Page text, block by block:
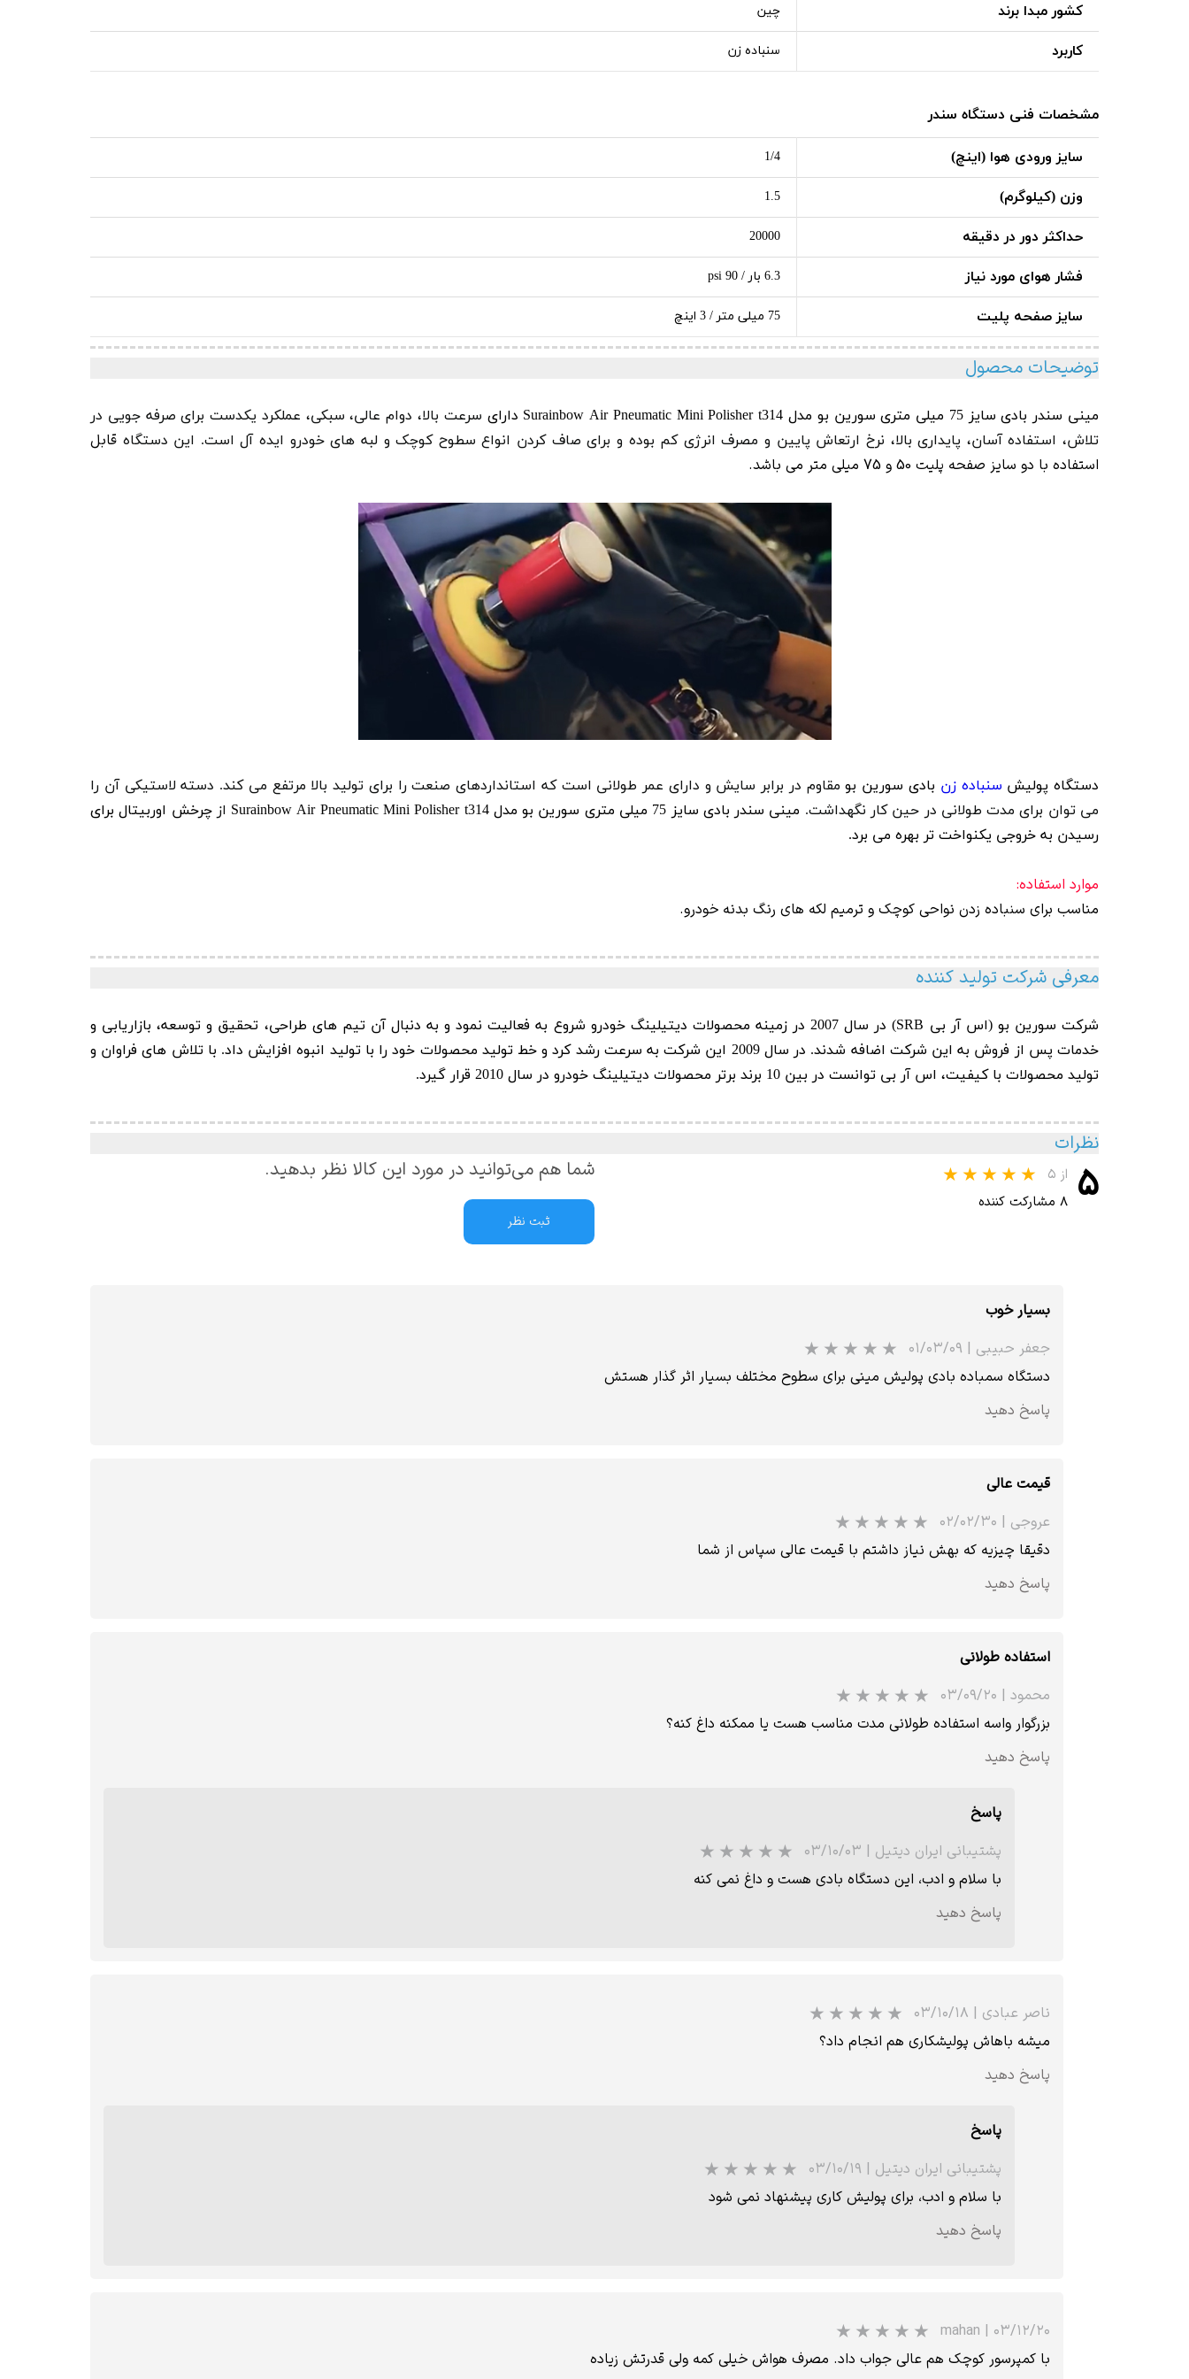
کشور مبدا برند چین
کاربرد سنباده زن
مشخصات فنی دستگاه سندر
سایز ورودی هوا (اینچ) 1/4
وزن (کیلوگرم) 1.5
حداکثر دور در دقیقه 20000
فشار هوای مورد نیاز 6.3 بار / 90 psi
سایز صفحه پلیت 75 میلی متر / 3 اینچ
توضیحات محصول
مینی سندر بادی سایز 75 میلی متری سورین بو مدل Surainbow Air PneumaticMini Polisher t314 دارای
سرعت بالا، دوام عالی، سبکی، عملکرد یکدست برای صرفه جویی در
تلاش، استفاده آسان، پایداری بالا، نرخ ارتعاش پایین و مصرف انرژی کم بوده و برای صاف کردن انواع سطوح کوچک و لبه های خودرو ایده آل است. این دستگاه قابل
استفاده با دو سایز صفحه پلیت 50 و 75 میلی متر می باشد.
دستگاه پولیش سنباده زن بادی سورین بو مقاوم در برابر سایش و دارای عمر طولانی است که استانداردهای صنعت را برای تولید بالا مرتفع می کند. دسته لاستیکی آن را
می توان برای مدت طولانی در حین کار نگهداشت. مینی سندر بادی سایز 75 میلی متری سورین بو مدل Surainbow Air PneumaticMini Polisher t314 ازچرخش اوربیتال برای
رسیدن به خروجی یکنواخت تر بهره می برد.
موارد استفاده:
مناسب برای سنباده زدن نواحی کوچک و ترمیم لکه های رنگ بدنه خودرو.
معرفی شرکت تولید کننده
شرکت سورین بو
(اس آر بی SRB) در سال 2007 در زمینه محصولات دیتیلینگ خودرو شروع به فعالیت نمود و به دنبال آن تیم های طراحی، تحقیق و توسعه، بازاریابی و
خدمات پس از فروش به این شرکت اضافه شدند. در سال 2009 این شرکت به سرعت رشد کرد و خط تولید محصولات خود را با تولید انبوه افزایش داد. با تلاش های فراوان و
تولید محصولات با کیفیت، اس آر بی توانست در بین 10 برند برتر محصولات دیتیلینگ خودرو در سال 2010 قرار گیرد.
نظرات
۵ از ۵
۸ مشارکت کننده
شما هم می‌توانید در مورد این کالا نظر بدهید.
ثبت نظر
بسیار خوب
جعفر حبیبی | ۰۱/۰۳/۰۹
دستگاه سمباده بادی پولیش مینی برای سطوح مختلف بسیار اثر گذار هستش
پاسخ دهید
قیمت عالی
عروجی | ۰۲/۰۲/۳۰
دقیقا چیزیه که بهش نیاز داشتم با قیمت عالی سپاس از شما
پاسخ دهید
استفاده‌ طولانی
محمود | ۰۳/۰۹/۲۰
بزرگوار واسه استفاده‌ طولانی مدت مناسب هست یا ممکنه داغ کنه؟
پاسخ دهید
پاسخ
پشتیبانی ایران دیتیل | ۰۳/۱۰/۰۳
با سلام و ادب، این دستگاه بادی هست و داغ نمی کنه
پاسخ دهید
ناصر عبادی | ۰۳/۱۰/۱۸
میشه باهاش پولیشکاری هم انجام داد؟
پاسخ دهید
پاسخ
پشتیبانی ایران دیتیل | ۰۳/۱۰/۱۹
با سلام و ادب، برای پولیش کاری پیشنهاد نمی شود
پاسخ دهید
mahan | ۰۳/۱۲/۲۰
با کمپرسور کوچک هم عالی جواب داد. مصرف هواش خیلی کمه ولی قدرتش زیاده